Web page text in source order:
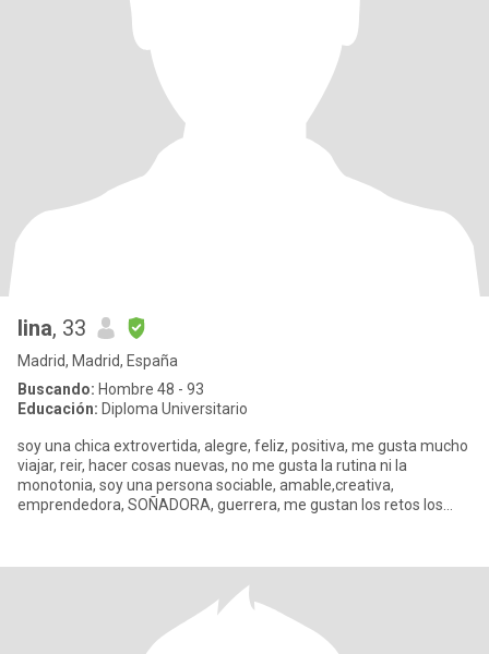
lina, 33
Madrid, Madrid, España
Buscando: Hombre 48 - 93
Educación: Diploma Universitario
soy una chica extrovertida, alegre, feliz, positiva, me gusta mucho
viajar, reir, hacer cosas nuevas, no me gusta la rutina ni la
monotonia, soy una persona sociable, amable,creativa,
emprendedora, SOÑADORA, guerrera, me gustan los retos los